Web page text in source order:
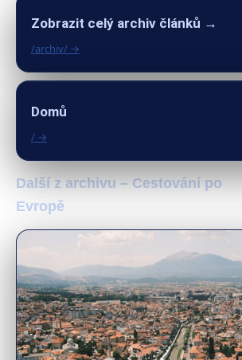
Zobrazit celý archiv článků →
/archiv/ →
Domů
/ →
Další z archivu – Cestování po
Evropě